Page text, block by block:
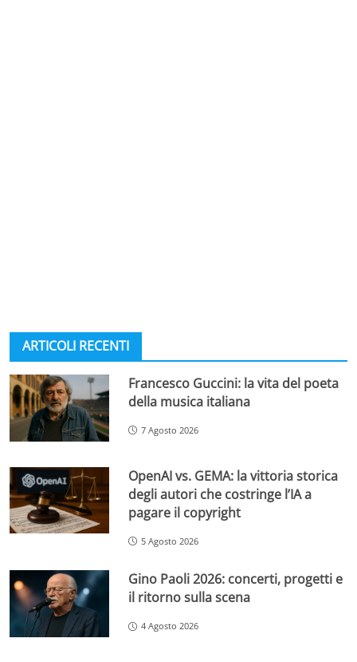
ARTICOLI RECENTI
Francesco Guccini: la vita del poeta
della musica italiana
7 Agosto 2026
OpenAI vs. GEMA: la vittoria storica
degli autori che costringe l’IA a
pagare il copyright
5 Agosto 2026
Gino Paoli 2026: concerti, progetti e
il ritorno sulla scena
4 Agosto 2026